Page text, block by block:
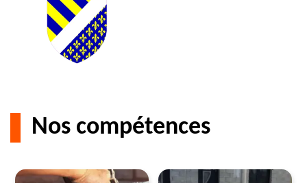
Nos compétences